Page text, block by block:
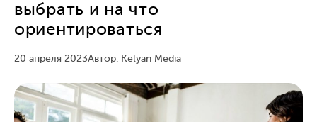
выбрать и на что
ориентироваться
20 апреля 2023Автор: Kelyan Media